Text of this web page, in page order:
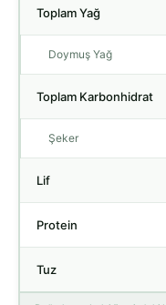
Toplam Yağ
Doymuş Yağ
Toplam Karbonhidrat
Şeker
Lif
Protein
Tuz